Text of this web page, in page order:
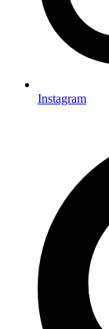
Instagram